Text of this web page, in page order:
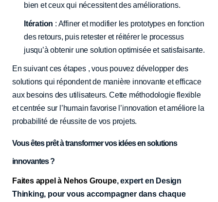
bien et ceux qui nécessitent des améliorations.
Itération : Affiner et modifier les prototypes en fonction
des retours, puis retester et réitérer le processus
jusqu’à obtenir une solution optimisée et satisfaisante.
En suivant ces étapes , vous pouvez développer des
solutions qui répondent de manière innovante et efficace
aux besoins des utilisateurs. Cette méthodologie flexible
et centrée sur l’humain favorise l’innovation et améliore la
probabilité de réussite de vos projets.
Vous êtes prêt à transformer vos idées en solutions
innovantes ?
Faites appel à Nehos Groupe, expert en Design
Thinking, pour vous accompagner dans chaque